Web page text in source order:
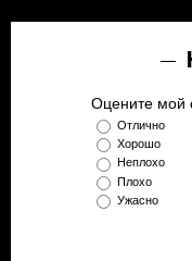
Оцените мой
Отлично
Хорошо
Неплохо
Плохо
Ужасно